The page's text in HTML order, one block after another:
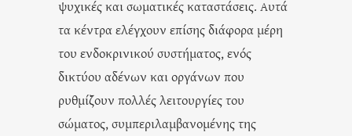
ψυχικές και σωματικές καταστάσεις. Αυτά
τα κέντρα ελέγχουν επίσης διάφορα μέρη
του ενδοκρινικού συστήματος, ενός
δικτύου αδένων και οργάνων που
ρυθμίζουν πολλές λειτουργίες του
σώματος, συμπεριλαμβανομένης της